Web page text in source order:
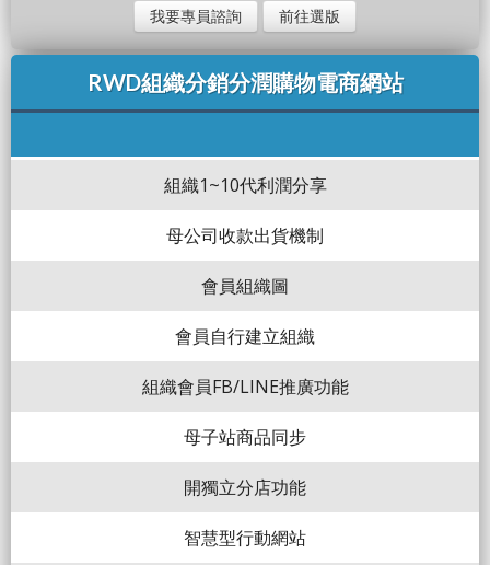
我要專員諮詢 前往選版
RWD組織分銷分潤購物電商網站
組織1~10代利潤分享
母公司收款出貨機制
會員組織圖
會員自行建立組織
組織會員FB/LINE推廣功能
母子站商品同步
開獨立分店功能
智慧型行動網站